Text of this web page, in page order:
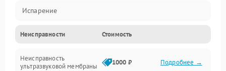
Испарение
Водяной тракт
Механические повреждения
Неисправности Стоимость
Неисправность
ультразвуковой мембраны
1000 ₽ Подробнее →